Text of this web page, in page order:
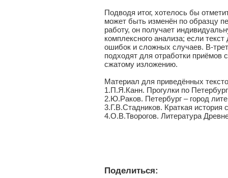
Подводя итог, хотелось бы
может быть изменён по образцу
работу, он получает
комплексного анализа; если
ошибок и сложных случаев. В-
подходят для отработки приёмов
сжатому изложению.
Материал для приведённых
1.П.Я.Канн. Прогулки по
2.Ю.Раков. Петербург – город
3.Г.В.Стадников. Краткая
4.О.В.Творогов. Литература
Поделиться: